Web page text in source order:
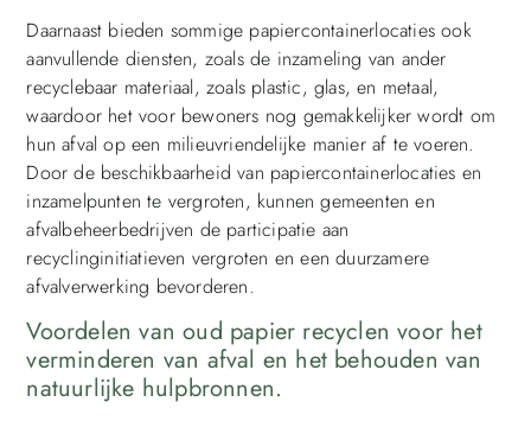
Daarnaast bieden sommige papiercontainerlocaties ook
aanvullende diensten, zoals de inzameling van ander
recyclebaar materiaal, zoals plastic, glas, en metaal,
waardoor het voor bewoners nog gemakkelijker wordt om
hun afval op een milieuvriendelijke manier af te voeren.
Door de beschikbaarheid van papiercontainerlocaties en
inzamelpunten te vergroten, kunnen gemeenten en
afvalbeheerbedrijven de participatie aan
recyclinginitiatieven vergroten en een duurzamere
afvalverwerking bevorderen.
Voordelen van oud papier recyclen voor het
verminderen van afval en het behouden van
natuurlijke hulpbronnen.